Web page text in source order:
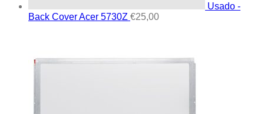
Usado -
Back Cover Acer 5730Z €25,00